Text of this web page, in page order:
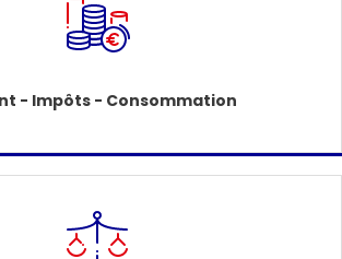
- Impôts - Consommation